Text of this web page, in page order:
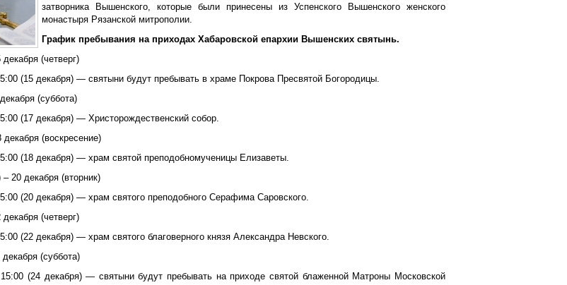
затворника Вышенского, которые были принесены из Успенского Вышенского женского
монастыря Рязанской митрополии.
График пребывания на приходах Хабаровской епархии Вышенских святынь.
(четверг)
(15 декабря) — святыни будут пребывать в храме Покрова Пресвятой Богородицы.
(суббота)
(17 декабря) — Христорождественский собор.
декабря (воскресение)
(18 декабря) — храм святой преподобномученицы Елизаветы.
20 декабря (вторник)
(20 декабря) — храм святого преподобного Серафима Саровского.
(четверг)
(22 декабря) — храм святого благоверного князя Александра Невского.
(суббота)
(24 декабря) — святыни будут пребывать на приходе святой блаженной Матроны Московской